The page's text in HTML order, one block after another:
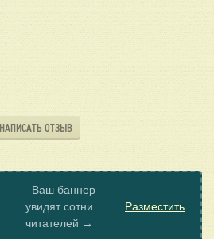
НАПИСАТЬ ОТЗЫВ
Ваш баннер
увидят сотни
читателей →
Разместить